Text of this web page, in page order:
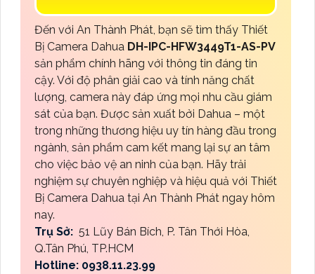
Đến với An Thành Phát, bạn sẽ tìm thấy Thiết
Bị Camera Dahua DH-IPC-HFW3449T1-AS-PV
sản phẩm chính hãng với thông tin đáng tin
cậy. Với độ phân giải cao và tính năng chất
lượng, camera này đáp ứng mọi nhu cầu giám
sát của bạn. Được sản xuất bởi Dahua – một
trong những thương hiệu uy tín hàng đầu trong
ngành, sản phẩm cam kết mang lại sự an tâm
cho việc bảo vệ an ninh của bạn. Hãy trải
nghiệm sự chuyên nghiệp và hiệu quả với Thiết
Bị Camera Dahua tại An Thành Phát ngay hôm
nay.
Trụ Sở: 51 Lũy Bán Bích, P. Tân Thới Hòa,
Q.Tân Phú, TP.HCM
Hotline: 0938.11.23.99